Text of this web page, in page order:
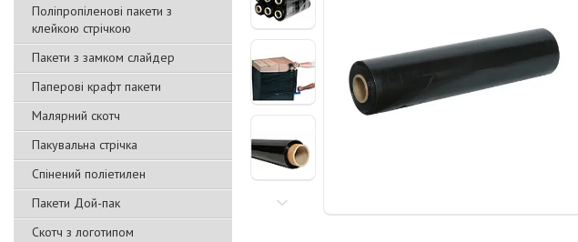
Поліпропіленові пакети з
клейкою стрічкою
Пакети з замком слайдер
Паперові крафт пакети
Малярний скотч
Пакувальна стрічка
Спінений поліетилен
Пакети Дой-пак
Скотч з логотипом